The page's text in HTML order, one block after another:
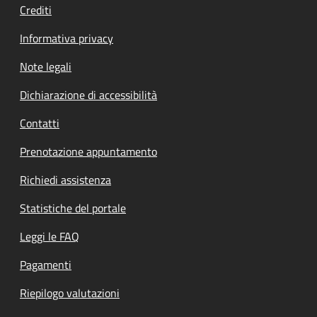
Crediti
Informativa privacy
Note legali
Dichiarazione di accessibilità
Contatti
Prenotazione appuntamento
Richiedi assistenza
Statistiche del portale
Leggi le FAQ
Pagamenti
Riepilogo valutazioni